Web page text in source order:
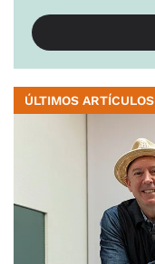
ÚLTIMOS ARTÍCULOS